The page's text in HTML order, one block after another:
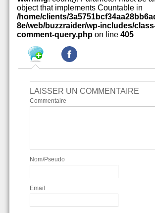
object that implements Countable in
/home/clients/
8e/web/buzzraider/wp-includes/
comment-query.php on line 405
LAISSER UN COMMENTAIRE
Commentaire
Nom/Pseudo
Email